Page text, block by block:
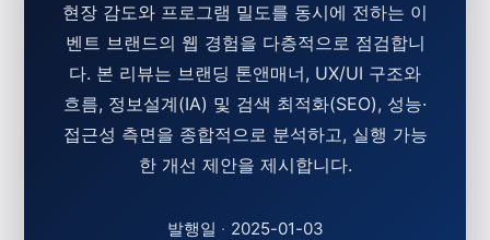
현장 감도와 프로그램 밀도를 동시에 전하는 이
벤트 브랜드의 웹 경험을 다층적으로 점검합니
다. 본 리뷰는 브랜딩 톤앤매너, UX/UI 구조와
흐름, 정보설계(IA) 및 검색 최적화(SEO), 성능·
접근성 측면을 종합적으로 분석하고, 실행 가능
한 개선 제안을 제시합니다.
발행일 · 2025-01-03